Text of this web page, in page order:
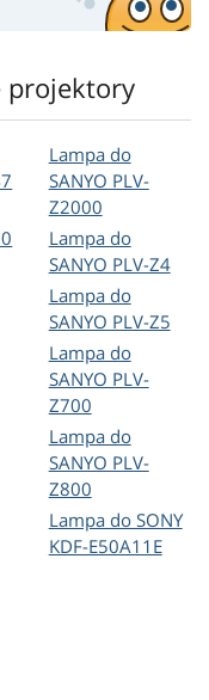
projektory
Lampa do
SANYO PLV-
Z2000
Lampa do
SANYO PLV-Z4
Lampa do
SANYO PLV-Z5
Lampa do
SANYO PLV-
Z700
Lampa do
SANYO PLV-
Z800
Lampa do SONY
KDF-E50A11E